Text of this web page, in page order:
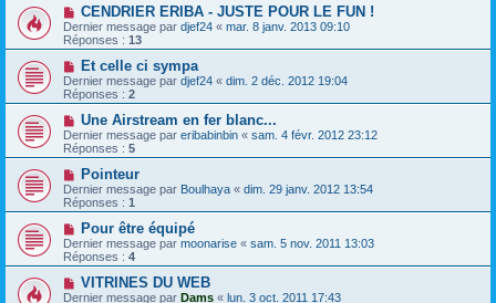
CENDRIER ERIBA - JUSTE POUR LE FUN !
Dernier message par djef24 « mar. 8 janv. 2013 09:10
Réponses : 13
Et celle ci sympa
Dernier message par djef24 « dim. 2 déc. 2012 19:04
Réponses : 2
Une Airstream en fer blanc...
Dernier message par eribabinbin « sam. 4 févr. 2012 23:12
Réponses : 5
Pointeur
Dernier message par Boulhaya « dim. 29 janv. 2012 13:54
Réponses : 1
Pour être équipé
Dernier message par moonarise « sam. 5 nov. 2011 13:03
Réponses : 4
VITRINES DU WEB
Dernier message par Dams « lun. 3 oct. 2011 17:43